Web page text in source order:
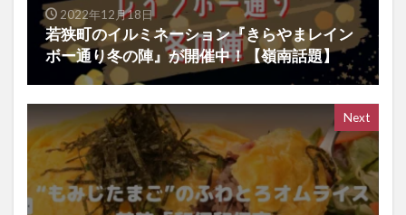
2022年12月18日
若狭町のイルミネーション『きらやまレイン
ボー通り冬の陣』が開催中！【嶺南話題】
Next